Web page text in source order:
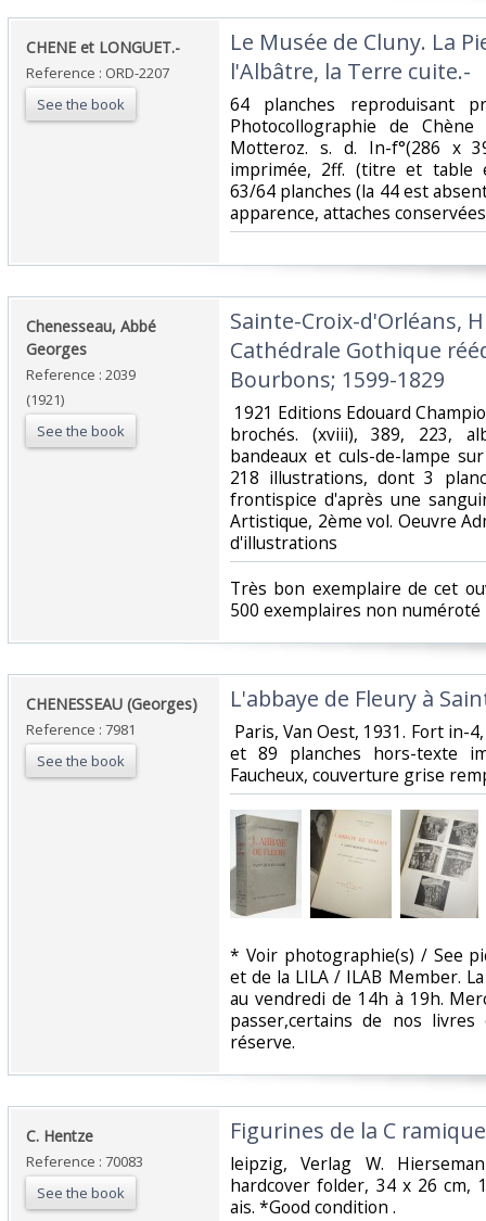
‎CHENE et LONGUET.-‎
Reference : ORD-2207
See the book
‎Le Musée de Cluny. La
l'Albâtre, la Terre cuite.-‎
‎64 planches reproduisant
Photocollographie de
Motteroz. s. d. In-f°(286 x
imprimée, 2ff. (titre et table
63/64 planches (la 44 est
apparence, attaches
‎Chenesseau, Abbé
Georges‎
Reference : 2039
(1921)
See the book
‎Sainte-Croix-d'Orléans,
Cathédrale Gothique
Bourbons; 1599-1829‎
1921 Editions Edouard
brochés. (xviii), 389, 223,
bandeaux et culs-de-lampe
218 illustrations, dont 3
frontispice d'après une
Artistique, 2ème vol. Oeuvre
d'illustrations‎
‎Très bon exemplaire de cet
500 exemplaires non numéroté ‎
‎CHENESSEAU (Georges)‎
Reference : 7981
See the book
‎L'abbaye de Fleury à
Paris, Van Oest, 1931. Fort in-
et 89 planches hors-texte
Faucheux, couverture grise
‎* Voir photographie(s) / See
et de la LILA / ILAB Member.
au vendredi de 14h à 19h.
passer,certains de nos
réserve. ‎
‎C. Hentze‎
Reference : 70083
See the book
‎Figurines de la C
‎leipzig, Verlag W.
hardcover folder, 34 x 26 cm,
ais. *Good condition .‎